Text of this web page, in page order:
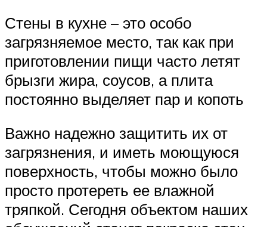
Стены в кухне – это особо
загрязняемое место, так как при
приготовлении пищи часто летят
брызги жира, соусов, а плита
постоянно выделяет пар и копоть
Важно надежно защитить их от
загрязнения, и иметь моющуюся
поверхность, чтобы можно было
просто протереть ее влажной
тряпкой. Сегодня объектом наших